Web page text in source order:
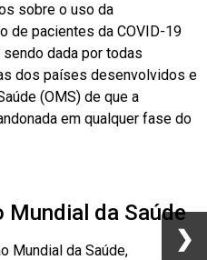
sobre o uso da
de pacientes da COVID-19
dada por todas
dos países desenvolvidos e
(OMS) de que a
em qualquer fase do
Mundial da Saúde
Mundial da Saúde,
❯
❯